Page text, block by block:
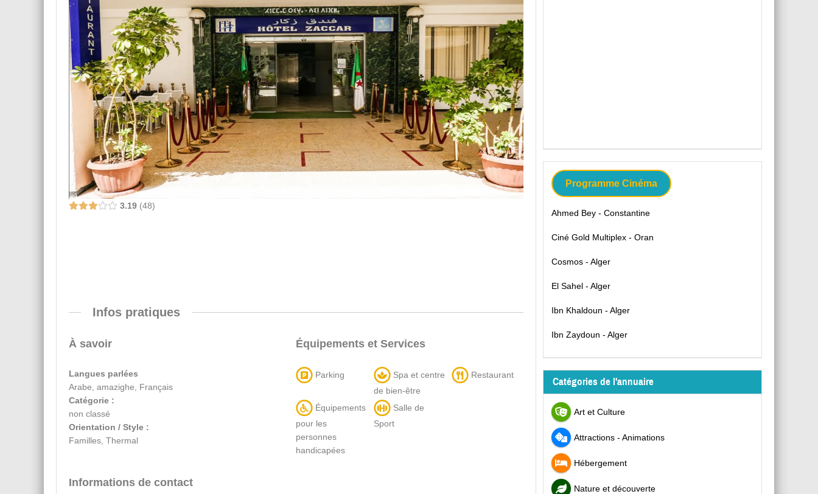
3.19 48
Infos pratiques
À savoir
Langues parlées
Arabe, amazighe, Français
Catégorie :
non classé
Orientation / Style :
Familles, Thermal
Équipements et Services
Parking
Spa et centre
de bien-être
Restaurant
Équipements
pour les
personnes
handicapées
Salle de
Sport
Informations de contact
Programme Cinéma
Ahmed Bey - Constantine
Ciné Gold Multiplex - Oran
Cosmos - Alger
El Sahel - Alger
Ibn Khaldoun - Alger
Ibn Zaydoun - Alger
Catégories de l'annuaire
Art et Culture
Attractions - Animations
Hébergement
Nature et découverte